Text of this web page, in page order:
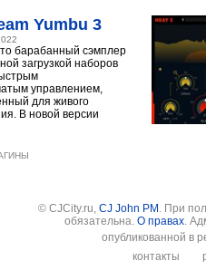
Yumbu 3
барабанный сэмплер
загрузкой наборов
управлением,
для живого
В новой версии
© CJCity.ru, CJ John PM . При
обязательна. О правах.
опубликованной в
контакты